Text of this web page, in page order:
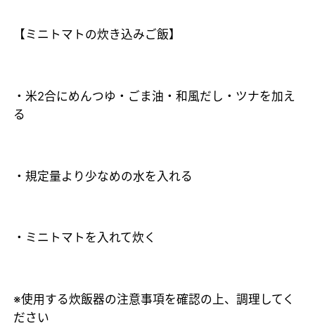
【ミニトマトの炊き込みご飯】
・米2合にめんつゆ・ごま油・和風だし・ツナを加え
る
・規定量より少なめの水を入れる
・ミニトマトを入れて炊く
※使用する炊飯器の注意事項を確認の上、調理してく
ださい